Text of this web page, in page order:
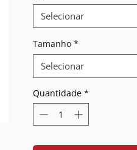
Selecionar
Tamanho *
Selecionar
Quantidade *